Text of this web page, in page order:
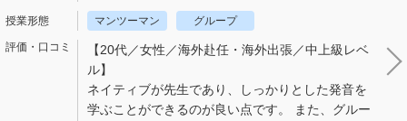
マンツーマン グループ
【20代／女性／海外赴任・海外出張／中上級レベ
ル】
ネイティブが先生であり、しっかりとした発音を
学ぶことができるのが良い点です。 また、グルー